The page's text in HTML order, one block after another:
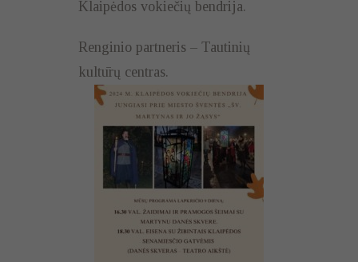
Klaipėdos vokiečių bendrija.
Renginio partneris – Tautinių
kultūrų centras.